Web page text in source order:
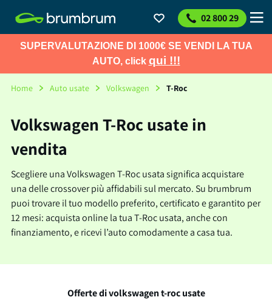
02 800 29
SUPERVALUTAZIONE DI 1000€ SE VENDI LA TUA
AUTO, click qui !!!
Home Auto usate Volkswagen T-Roc
Volkswagen T-Roc usate in
vendita
Scegliere una Volkswagen T-Roc usata significa acquistare
una delle crossover più affidabili sul mercato. Su brumbrum
puoi trovare il tuo modello preferito, certificato e garantito per
12 mesi: acquista online la tua T-Roc usata, anche con
finanziamento, e ricevi l’auto comodamente a casa tua.
Offerte di volkswagen t-roc usate